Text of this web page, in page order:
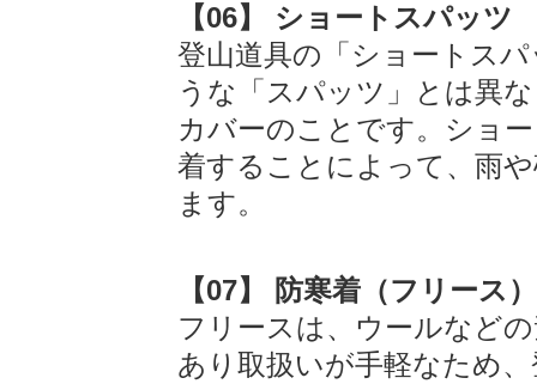
【06】 ショートスパッツ
登山道具の「ショートス
うな「スパッツ」とは異
カバーのことです。ショ
着することによって、雨
ます。
【07】 防寒着（フリース）
フリースは、ウールなど
あり取扱いが手軽なため